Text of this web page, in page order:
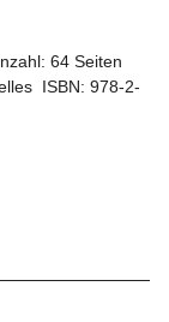
64 Seiten
ISBN: 978-2-